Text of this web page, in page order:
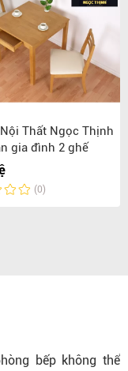
Thất Ngọc Thịnh
gia đình 2 ghế
(0)
bếp không thể